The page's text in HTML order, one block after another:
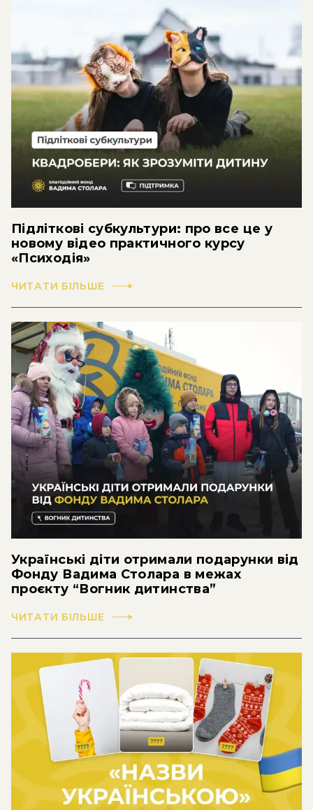
Підліткові субкультури: про все це у
новому відео практичного курсу
«Психодія»
ЧИТАТИ БІЛЬШЕ
Українські діти отримали подарунки від
Фонду Вадима Столара в межах
проєкту “Вогник дитинства”
ЧИТАТИ БІЛЬШЕ